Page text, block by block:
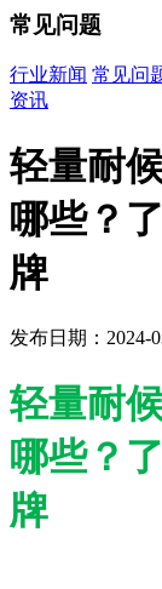
常见问题
行业新闻 常见问
资讯
轻量耐
哪些？
牌
发布日期：2024-
轻量耐
哪些？
牌